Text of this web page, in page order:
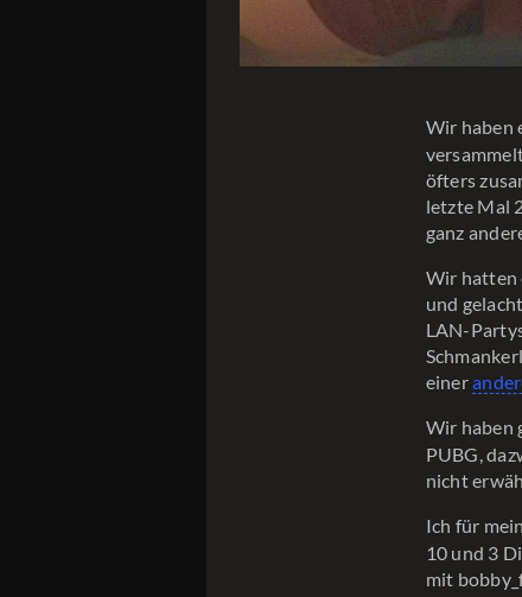
Wir haben
öfters
letzte Mal
ganz
Wir hatten
und
LAN-
einer
Wir haben
PUBG,
nicht
Ich für
10 und 3
mit